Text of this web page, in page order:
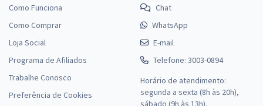
Como Funciona
Como Comprar
Loja Social
Programa de Afiliados
Trabalhe Conosco
Preferência de Cookies
Chat
WhatsApp
E-mail
Telefone: 3003-0894
Horário de atendimento:
segunda a sexta (8h às 20h),
sábado (9h às 13h).